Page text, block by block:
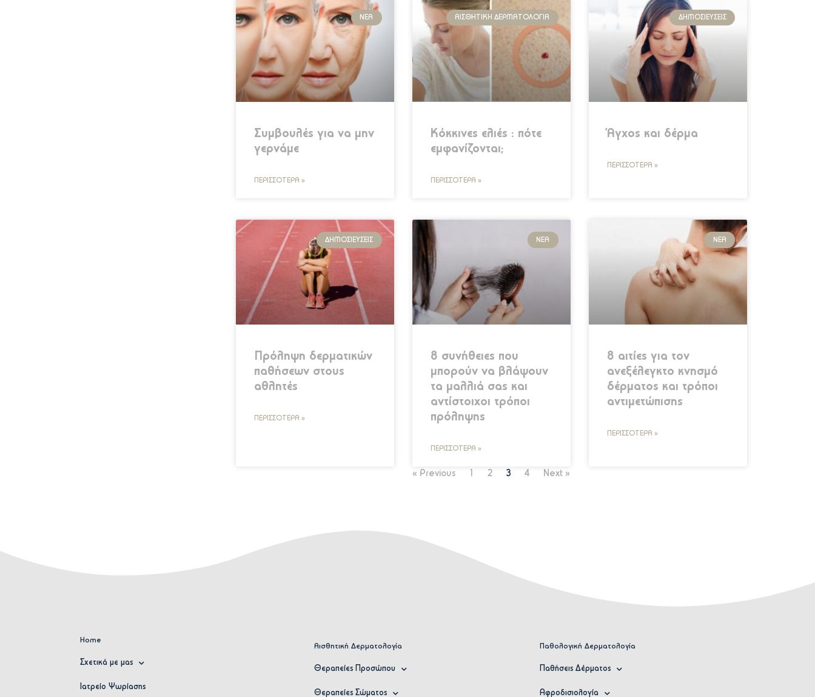
ΝΈΑ
Συμβουλές για να μην
γερνάμε
ΠΕΡΙΣΣΌΤΕΡΑ »
ΑΙΣΘΗΤΙΚΉ ΔΕΡΜΑΤΟΛΟΓΊΑ
Κόκκινες ελιές : πότε
εμφανίζονται;
ΠΕΡΙΣΣΌΤΕΡΑ »
ΔΗΜΟΣΙΕΎΣΕΙΣ
Άγχος και δέρμα
ΠΕΡΙΣΣΌΤΕΡΑ »
ΔΗΜΟΣΙΕΎΣΕΙΣ
Πρόληψη δερματικών
παθήσεων στους
αθλητές
ΠΕΡΙΣΣΌΤΕΡΑ »
ΝΈΑ
8 συνήθειες που
μπορούν να βλάψουν
τα μαλλιά σας και
αντίστοιχοι τρόποι
πρόληψης
ΠΕΡΙΣΣΌΤΕΡΑ »
ΝΈΑ
8 αιτίες για τον
ανεξέλεγκτο κνησμό
δέρματος και τρόποι
αντιμετώπισης
ΠΕΡΙΣΣΌΤΕΡΑ »
« Previous 2 3 4 Next »
Home
Σχετικά με μας
Ιατρείο Ψωρίασης
Αισθητική Δερματολογία
Θεραπείες Προσώπου
Θεραπείες Σώματος
Παθολογική Δερματολογία
Παθήσεις Δέρματος
Αφροδισιολογία